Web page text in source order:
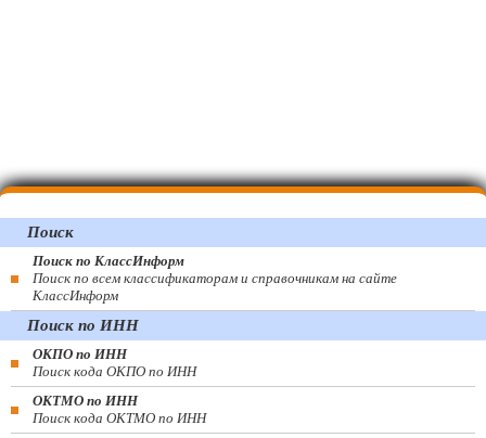
Поиск
Поиск по КлассИнформ
Поиск по всем классификаторам и справочникам на сайте
КлассИнформ
Поиск по ИНН
ОКПО по ИНН
Поиск кода ОКПО по ИНН
ОКТМО по ИНН
Поиск кода ОКТМО по ИНН